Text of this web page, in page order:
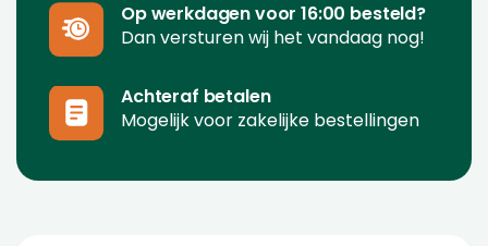
Op werkdagen voor 16:00 besteld?
Dan versturen wij het vandaag nog!
Achteraf betalen
Mogelijk voor zakelijke bestellingen